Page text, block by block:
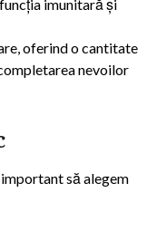
imunitară și
oferind o cantitate
nevoilor
să alegem